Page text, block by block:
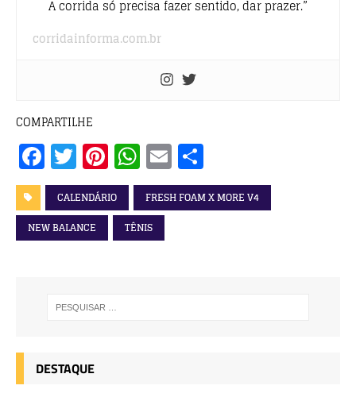
A corrida só precisa fazer sentido, dar prazer.”
corridainforma.com.br
COMPARTILHE
F
a
c
e
o
T
w
it
te
Pi
n
te
r
W
h
at
s
E
m
ai
h
a
CALENDÁRIO
FRESH FOAM X MORE V4
NEW BALANCE
TÊNIS
DESTAQUE